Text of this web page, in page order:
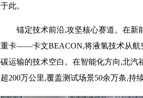
于此。
锚定技术前沿,攻坚核心赛道。在新
重卡——卡文BEACON,将液氢技术从航
碳运输的技术空白。在智能化方向,北汽
超200万公里,覆盖测试场景50余万条,持